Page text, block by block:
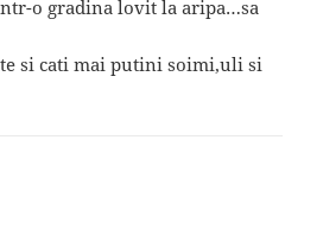
o gradina lovit la aripa…sa
si cati mai putini soimi,uli si